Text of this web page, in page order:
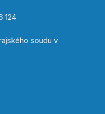
124
soudu v